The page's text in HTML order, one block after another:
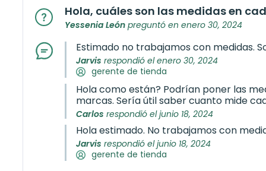
Hola, cuáles son las medidas en
Yessenia León preguntó en enero 30, 2024
Estimado no trabajamos con medidas.
Jarvis respondió el enero 30, 2024
gerente de tienda
Hola como están? Podrían poner las
marcas. Sería útil saber cuanto mide
Carlos respondió el junio 18, 2024
Hola estimado. No trabajamos con
Jarvis respondió el junio 18, 2024
gerente de tienda